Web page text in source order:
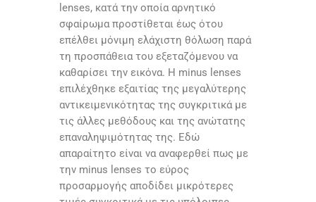
lenses, κατά την οποία αρνητικό
σφαίρωμα προστίθεται έως ότου
επέλθει μόνιμη ελάχιστη θόλωση παρά
τη προσπάθεια του εξεταζόμενου να
καθαρίσει την εικόνα. Η minus lenses
επιλέχθηκε εξαιτίας της μεγαλύτερης
αντικειμενικότητας της συγκριτικά με
τις άλλες μεθόδους και της ανώτατης
επαναληψιμότητας της. Εδώ
απαραίτητο είναι να αναφερθεί πως με
την minus lenses το εύρος
προσαρμογής αποδίδει μικρότερες